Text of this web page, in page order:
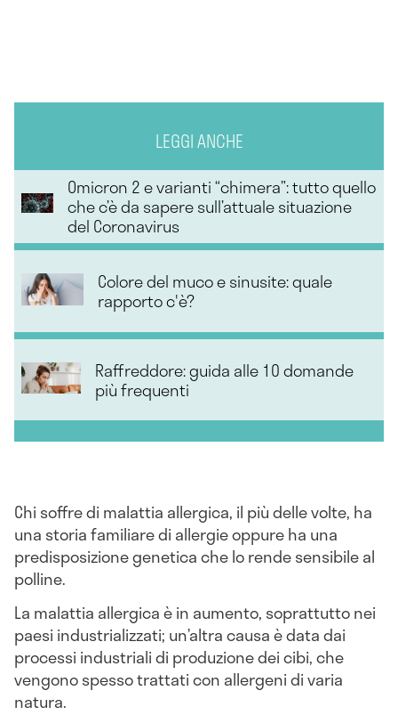
LEGGI ANCHE
Omicron 2 e varianti “chimera”: tutto quello
che c’è da sapere sull’attuale situazione
del Coronavirus
Colore del muco e sinusite: quale
rapporto c'è?
Raffreddore: guida alle 10 domande
più frequenti
Chi soffre di malattia allergica, il più delle volte, ha
una storia familiare di allergie oppure ha una
predisposizione genetica che lo rende sensibile al
polline.
La malattia allergica è in aumento, soprattutto nei
paesi industrializzati; un’altra causa è data dai
processi industriali di produzione dei cibi, che
vengono spesso trattati con allergeni di varia
natura.